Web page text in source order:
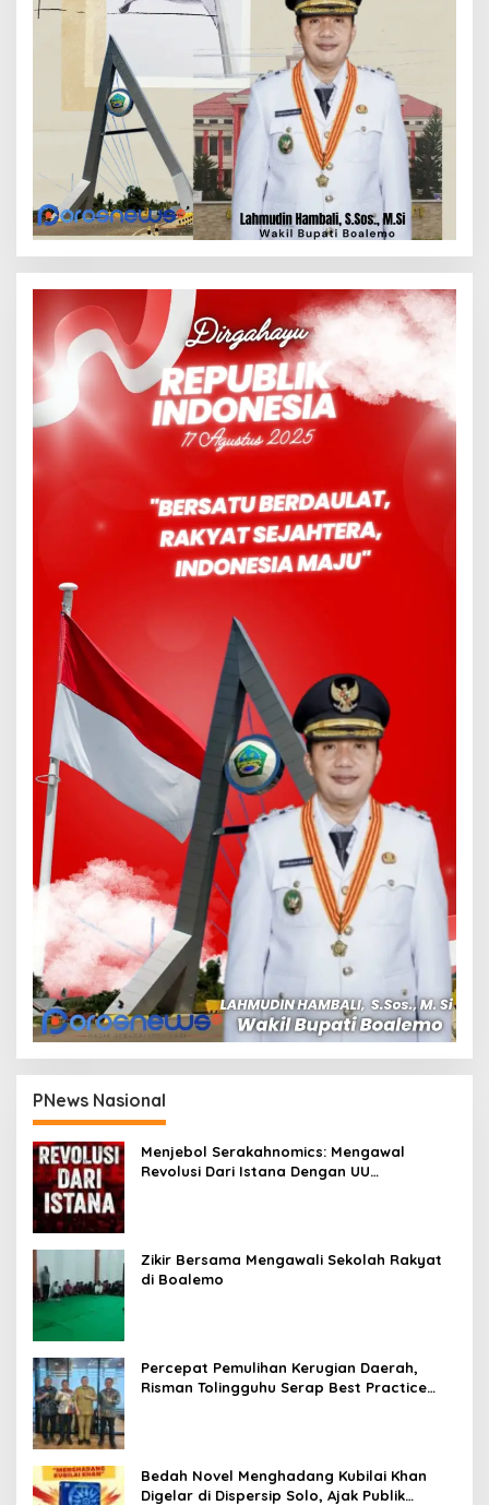
PNews Nasional
Menjebol Serakahnomics: Mengawal
Revolusi Dari Istana Dengan UU
Zikir Bersama Mengawali Sekolah Rakyat
di Boalemo
Percepat Pemulihan Kerugian Daerah,
Risman Tolingguhu Serap Best Practice
Bedah Novel Menghadang Kubilai Khan
Digelar di Dispersip Solo, Ajak Publik